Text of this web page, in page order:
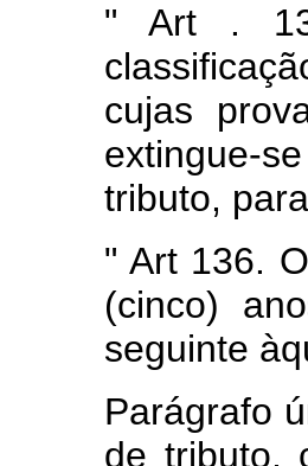
" Art .
cujas
extingue-
tributo,
" Art 136.
(cinco)
seguinte
Parágrafo
de tributo,